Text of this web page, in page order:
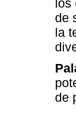
los
de
la
de